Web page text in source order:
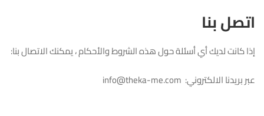
اتصل بنا
إذا كانت لديك أي أسئلة حول هذه الشروط والأحكام ، يمكنك الاتصال بنا:
عبر بريدنا الالكتروني: info@theka-me.com